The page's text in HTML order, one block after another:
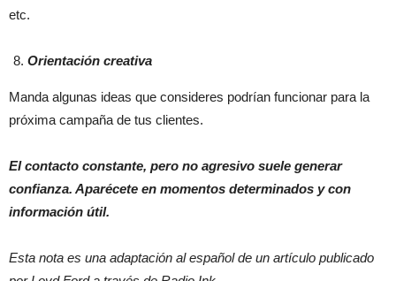
etc.
Orientación creativa
Manda algunas ideas que consideres podrían funcionar para la
próxima campaña de tus clientes.
El contacto constante, pero no agresivo suele generar
confianza. Aparécete en momentos determinados y con
información útil.
Esta nota es una adaptación al español de un artículo publicado